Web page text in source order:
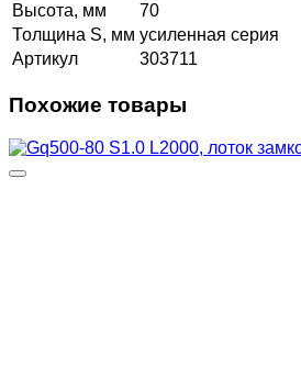
Высота, мм
70
Толщина S, мм усиленная серия
Артикул
303711
Похожие товары